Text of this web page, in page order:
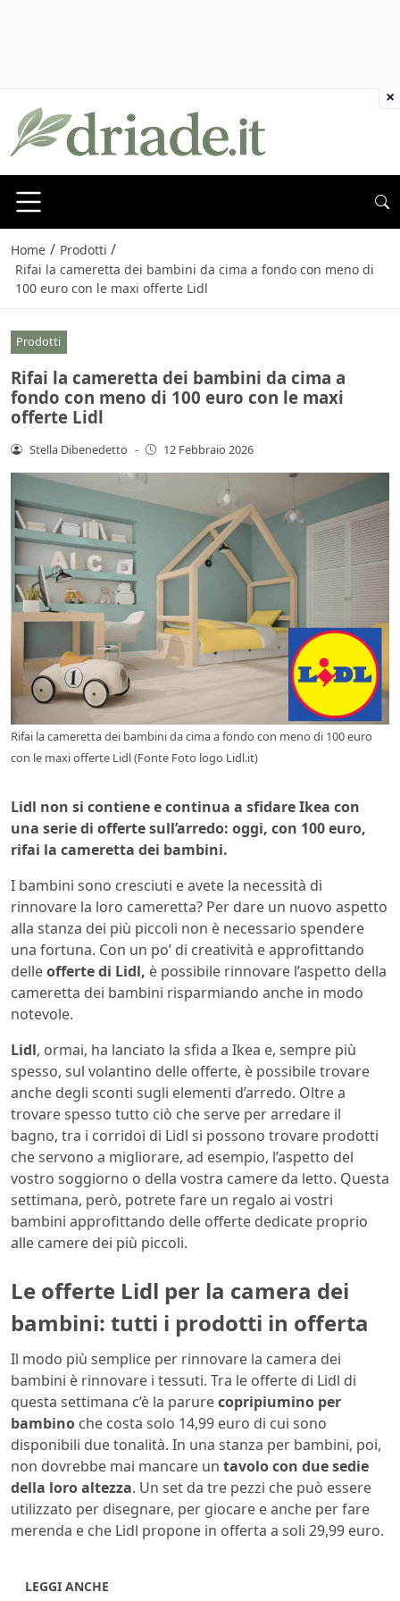
Home / Prodotti /
Rifai la cameretta dei bambini da cima a fondo con meno di
100 euro con le maxi offerte Lidl
Prodotti
Rifai la cameretta dei bambini da cima a
fondo con meno di 100 euro con le maxi
offerte Lidl
Stella Dibenedetto - 12 Febbraio 2026
Rifai la cameretta dei bambini da cima a fondo con meno di 100 euro
con le maxi offerte Lidl (Fonte Foto logo Lidl.it)
Lidl non si contiene e continua a sfidare Ikea con
una serie di offerte sull’arredo: oggi, con 100 euro,
rifai la cameretta dei bambini.
I bambini sono cresciuti e avete la necessità di
rinnovare la loro cameretta? Per dare un nuovo aspetto
alla stanza dei più piccoli non è necessario spendere
una fortuna. Con un po’ di creatività e approfittando
delleofferte di Lidl, è possibile rinnovare l’aspetto della
cameretta dei bambini risparmiando anche in modo
notevole.
Lidl, ormai, ha lanciato la sfida a Ikea e, sempre più
spesso, sul volantino delle offerte, è possibile trovare
anche degli sconti sugli elementi d’arredo. Oltre a
trovare spesso tutto ciò che serve per arredare il
bagno, tra i corridoi di Lidl si possono trovare prodotti
che servono a migliorare, ad esempio, l’aspetto del
vostro soggiorno o della vostra camere da letto. Questa
settimana, però, potrete fare un regalo ai vostri
bambini approfittando delle offerte dedicate proprio
alle camere dei più piccoli.
Le offerte Lidl per la camera dei
bambini: tutti i prodotti in offerta
Il modo più semplice per rinnovare la camera dei
bambini è rinnovare i tessuti. Tra le offerte di Lidl di
questa settimana c’è la parurecopripiumino per
bambino che costa solo 14,99 euro di cui sono
disponibili due tonalità. In una stanza per bambini, poi,
non dovrebbe mai mancare un tavolo con due sedie
della loro altezza. Un set da tre pezzi che può essere
utilizzato per disegnare, per giocare e anche per fare
merenda e che Lidl propone in offerta a soli 29,99 euro.
LEGGI ANCHE
×